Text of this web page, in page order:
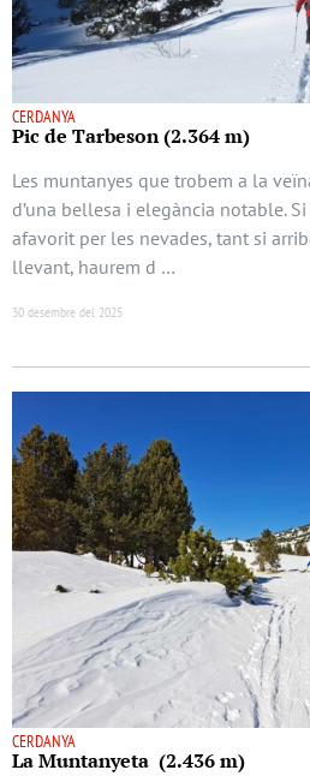
CERDANYA
Pic de Tarbeson (2.364 m)
Les muntanyes que trobem a la
d’una bellesa i elegància notable.
afavorit per les nevades, tant si
llevant, haurem d …
30 desembre del 2025
CERDANYA
La Muntanyeta (2.436 m)